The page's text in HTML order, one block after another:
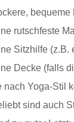
rutschfeste
Sitzhilfe (z.B.
Decke (falls
nach Yoga-Stil
sind auch